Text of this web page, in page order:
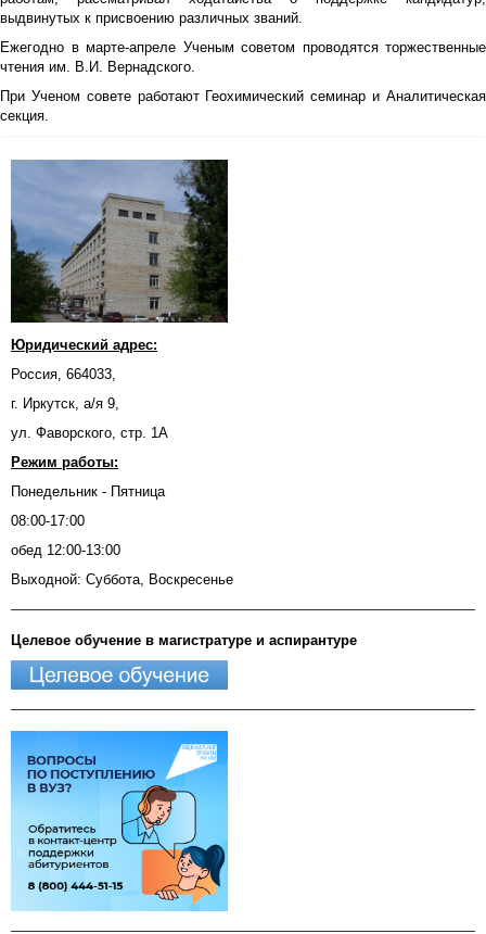
выдвинутых к присвоению различных званий.
Ежегодно в марте-апреле Ученым советом проводятся торжественные
чтения им. В.И. Вернадского.
При Ученом совете работают Геохимический семинар и Аналитическая
секция.
Юридический адрес:
Россия, 664033,
г. Иркутск, а/я 9,
ул. Фаворского, стр. 1А
Режим работы:
Понедельник - Пятница
08:00-17:00
обед 12:00-13:00
Выходной: Суббота, Воскресенье
Целевое обучение в магистратуре и аспирантуре